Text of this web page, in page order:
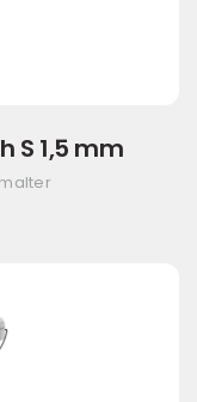
S 1,5 mm